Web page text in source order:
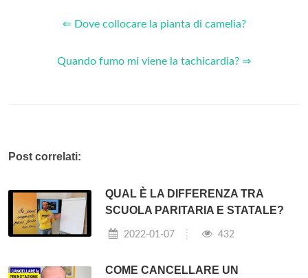
⇐ Dove collocare la pianta di camelia?
Quando fumo mi viene la tachicardia? ⇒
Post correlati:
QUAL È LA DIFFERENZA TRA
SCUOLA PARITARIA E STATALE?
2022-01-07 432
COME CANCELLARE UN